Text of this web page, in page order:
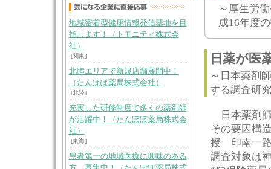
地域密着型健康情報発信基地を目
指します！（トモニティ株式会
社）
[関東]
北陸エリアで新規店舗展開中！
（たんぽぽ薬局株式会社）
[北陸]
充実した研修制度で多くの薬剤師
が活躍中！（たんぽぽ薬局株式会
社）
[東海]
患者第一の地域医療に興味のある
～厚生労
成16年度
日薬が医
～日本薬剤
する調査研
日本薬剤師
その要因構
授 印南一路
調査対象は